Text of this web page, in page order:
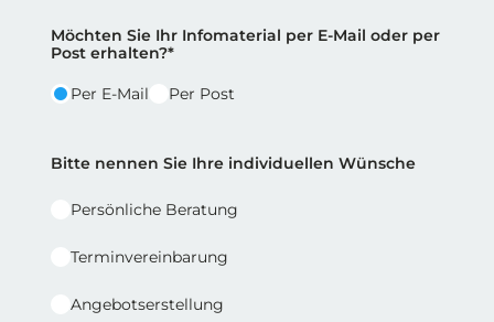
Reihe 2
Reihe 2 | Spalte 1
Möchten Sie Ihr Infomaterial per E-Mail oder per
Post erhalten?*
Per E-Mail Per Post
Reihe 2 | Spalte 2
Bitte nennen Sie Ihre individuellen Wünsche
Persönliche Beratung
Terminvereinbarung
Angebotserstellung